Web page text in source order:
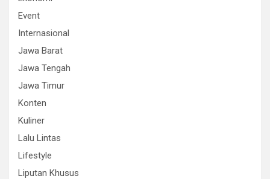
Event
Internasional
Jawa Barat
Jawa Tengah
Jawa Timur
Konten
Kuliner
Lalu Lintas
Lifestyle
Liputan Khusus